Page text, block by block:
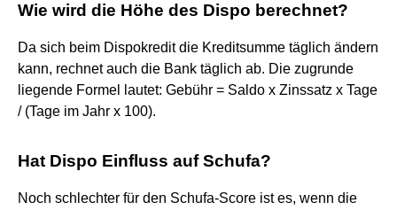
Wie wird die Höhe des Dispo berechnet?
Da sich beim Dispokredit die Kreditsumme täglich ändern
kann, rechnet auch die Bank täglich ab. Die zugrunde
liegende Formel lautet: Gebühr = Saldo x Zinssatz x Tage
/ (Tage im Jahr x 100).
Hat Dispo Einfluss auf Schufa?
Noch schlechter für den Schufa-Score ist es, wenn die